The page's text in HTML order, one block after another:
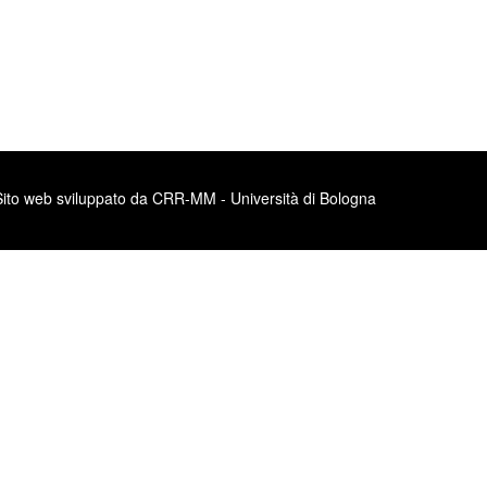
web sviluppato da CRR-MM - Università di Bologna